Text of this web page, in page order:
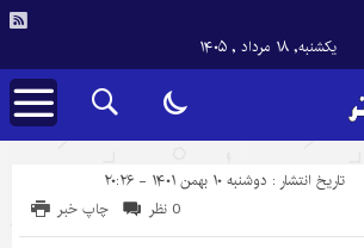
یکشنبه, ۱۸ مرداد , ۱۴۰۵
تاریخ انتشار : دوشنبه ۱۰ بهمن ۱۴۰۱ - ۲۰:۲۶
چاپ خبر 0 نظر